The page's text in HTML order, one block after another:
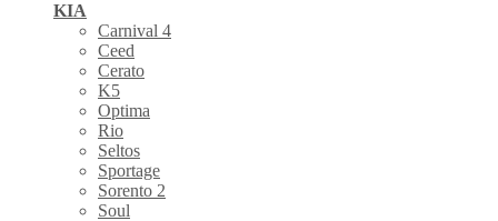
KIA
Carnival 4
Ceed
Cerato
K5
Optima
Rio
Seltos
Sportage
Sorento 2
Soul